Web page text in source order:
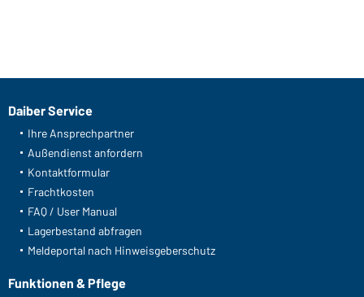
Daiber Service
Ihre Ansprechpartner
Außendienst anfordern
Kontaktformular
Frachtkosten
FAQ / User Manual
Lagerbestand abfragen
Meldeportal nach Hinweisgeberschutz
Funktionen & Pflege